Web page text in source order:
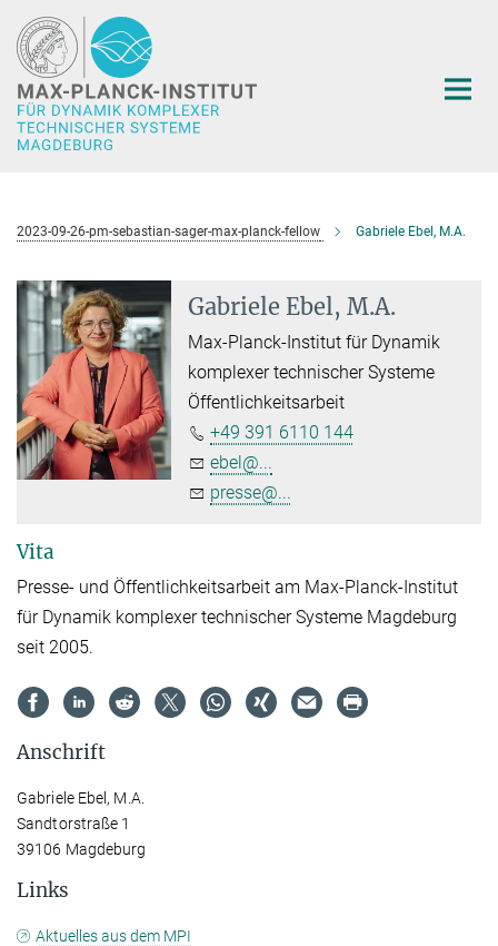
Hauptinhalt
2023-09-26-pm-sebastian-sager-max-planck-fellow Gabriele Ebel, M.A.
Gabriele Ebel, M.A.
Max-Planck-Institut für Dynamik
komplexer technischer Systeme
Öffentlichkeitsarbeit
+49 391 6110 144
ebel@...
presse@...
Vita
Presse- und Öffentlichkeitsarbeit am Max-Planck-Institut
für Dynamik komplexer technischer Systeme Magdeburg
seit 2005.
Anschrift
Gabriele Ebel, M.A.
Sandtorstraße 1
39106 Magdeburg
Links
Aktuelles aus dem MPI